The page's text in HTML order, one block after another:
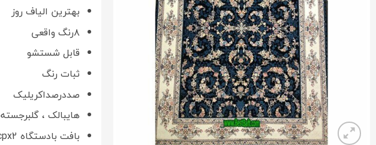
بهترین الیاف روز
۸رنگ واقعی
قابل شستشو
ثبات رنگ
صددرصداکریلیک
هایبالک ، گلبرجسته
بافت بادستگاه hcpx2